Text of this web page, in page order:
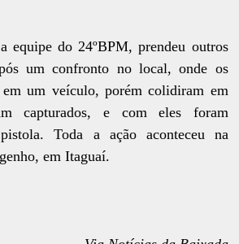
equipe do 24ºBPM, prendeu outros
um confronto no local, onde os
em um veículo, porém colidiram em
capturados, e com eles foram
Toda a ação aconteceu na
em Itaguaí.